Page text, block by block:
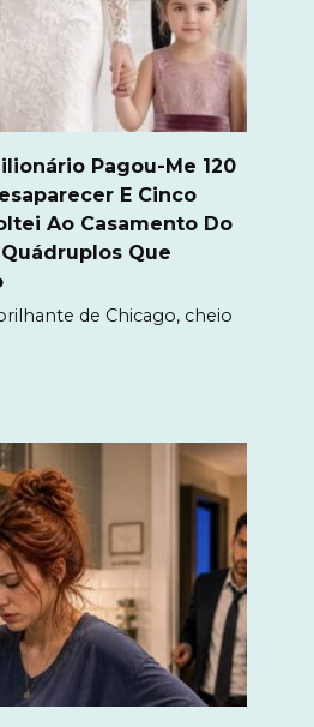
Pagou-Me 120
E Cinco
Ao Casamento Do
Que
de Chicago, cheio